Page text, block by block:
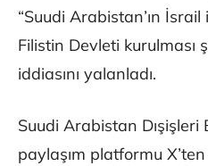
“Suudi Arabistan’ın
Filistin Devleti kurulması
iddiasını yalanladı.
Suudi Arabistan Dışişleri
paylaşım platformu